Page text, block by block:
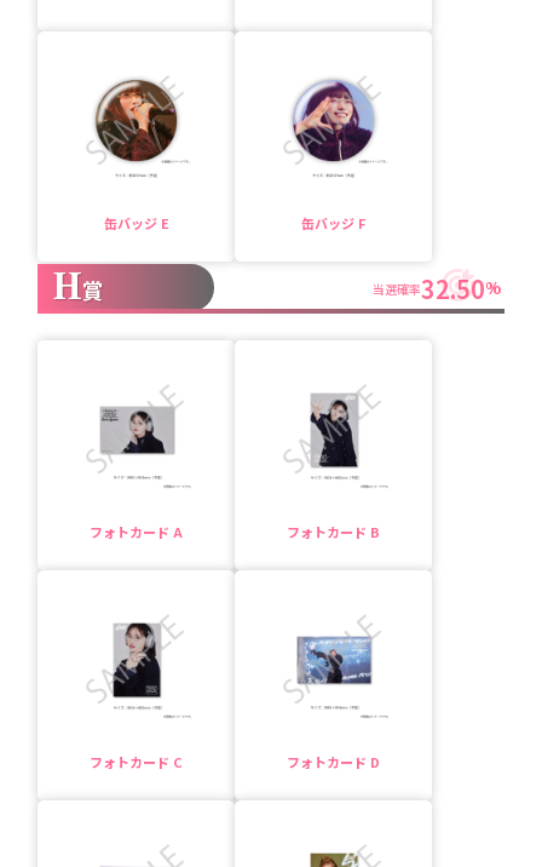
缶バッジ E 缶バッジ F
H賞 当選確率32.50%
フォトカード A フォトカード B
フォトカード C フォトカード D